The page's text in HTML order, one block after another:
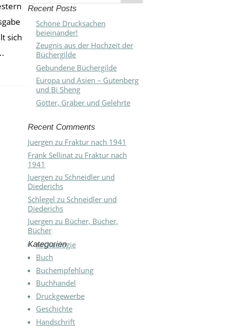
sich
Recent Posts
Schöne Drucksachen
beieinander!
Zeugnis aus der Hochzeit der
Büchergilde
Gebundene Büchergilde
Europa und Asien – Gutenberg
und Bi Sheng
Götter, Gräber und Gelehrte
Recent Comments
Juergen zu Fraktur nach 1941
Frank Sellinat zu Fraktur nach
1941
Juergen zu Schneidler und
Diederichs
Schlegel zu Schneidler und
Diederichs
Juergen zu Bücher, Bücher,
Bücher
Kategorien
Archäologie
Buch
Buchempfehlung
Buchhandel
Druckgewerbe
Geschichte
Handschrift